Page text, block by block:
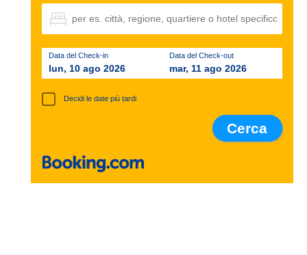
Data del Check-in
lun, 10 ago 2026
Data del Check-out
mar, 11 ago 2026
Decidi le date più tardi